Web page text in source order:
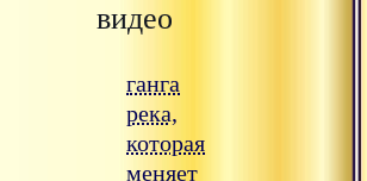
видео
ганга
река,
которая
меняет